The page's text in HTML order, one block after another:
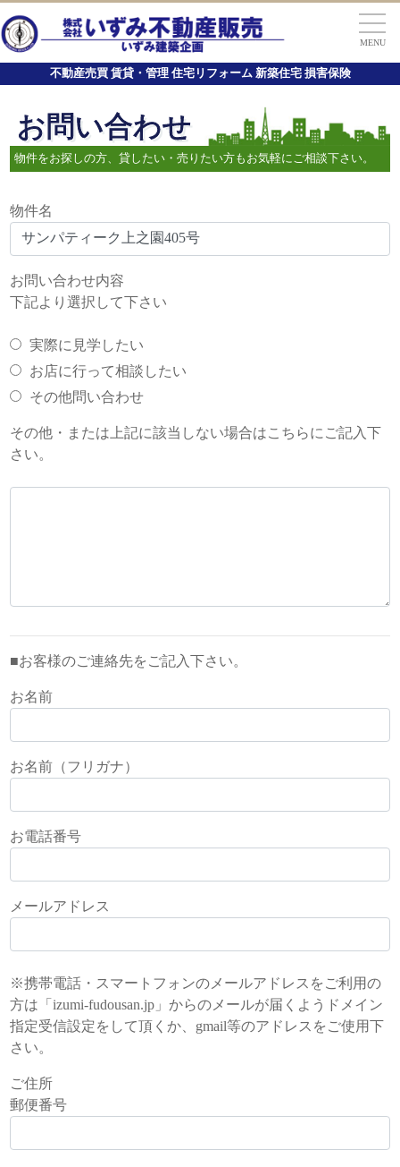
MENU
不動産売買 賃貸・管理 住宅リフォーム 新築住宅 損害保険
お問い合わせ
物件をお探しの方、貸したい・売りたい方もお気軽にご相談下さい。
物件名
お問い合わせ内容
下記より選択して下さい
実際に見学したい
お店に行って相談したい
その他問い合わせ
その他・または上記に該当しない場合はこちらにご記入下
さい。
■お客様のご連絡先をご記入下さい。
お名前
お名前（フリガナ）
お電話番号
メールアドレス
※携帯電話・スマートフォンのメールアドレスをご利用の
方は「izumi-fudousan.jp」からのメールが届くようドメイン
指定受信設定をして頂くか、gmail等のアドレスをご使用下
さい。
ご住所
郵便番号